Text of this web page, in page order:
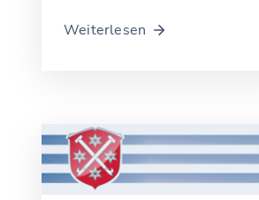
Weiterlesen